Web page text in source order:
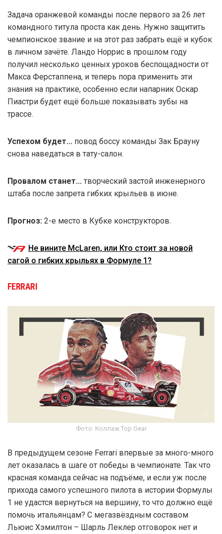
Задача оранжевой команды после первого за 26 лет
командного титула проста как день. Нужно защитить
чемпионское звание и на этот раз забрать ещё и кубок
в личном зачёте. Ландо Норрис в прошлом году
получил несколько ценных уроков беспощадности от
Макса Ферстаппена, и теперь пора применить эти
знания на практике, особенно если напарник Оскар
Пиастри будет ещё больше показывать зубы на
трассе.
Успехом будет... повод боссу команды Зак Брауну
снова наведаться в тату-салон.
Провалом станет... творческий застой инженерного
штаба после запрета гибких крыльев в июне.
Прогноз: 2-е место в Кубке конструкторов.
Не вините McLaren, или Кто стоит за новой
сагой о гибких крыльях в Формуле 1?
FERRARI
Фото: Коллаж Top Gear
В предыдущем сезоне Ferrari впервые за много-много
лет оказалась в шаге от победы в чемпионате. Так что
красная команда сейчас на подъёме, и если уж после
прихода самого успешного пилота в истории Формулы
1 не удастся вернуться на вершину, то что должно ещё
помочь итальянцам? С мегазвёздным составом
Льюис Хэмилтон – Шарль Леклер отговорок нет и